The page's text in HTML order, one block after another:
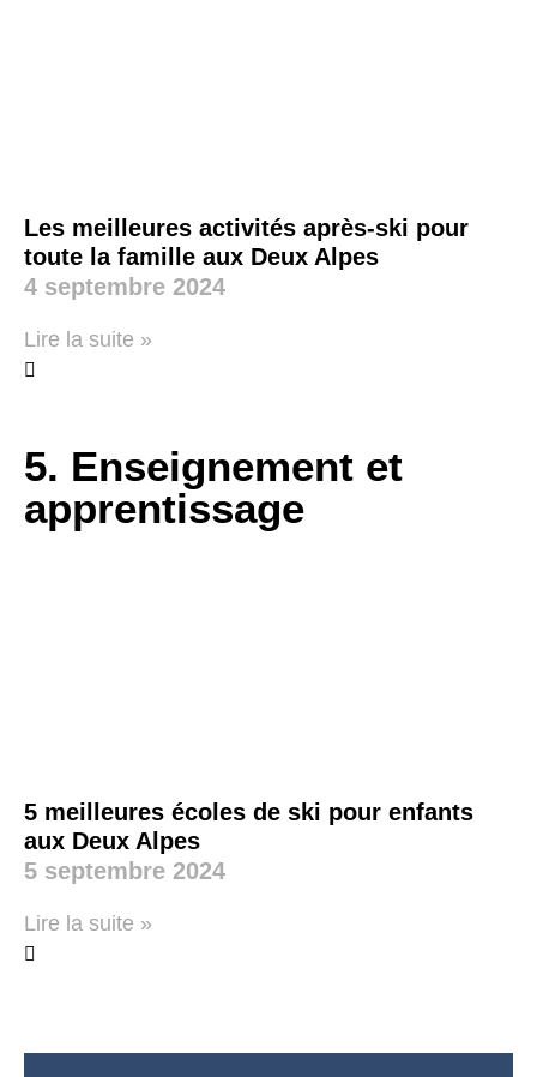
Les meilleures activités après-ski pour
toute la famille aux Deux Alpes
4 septembre 2024
Lire la suite »
5. Enseignement et
apprentissage
5 meilleures écoles de ski pour enfants
aux Deux Alpes
5 septembre 2024
Lire la suite »